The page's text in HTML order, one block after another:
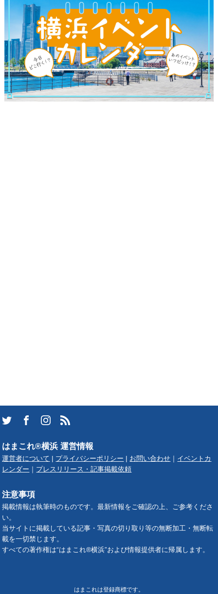
はまこれ®横浜 運営情報
運営者について プライバシーポリシー お問い合わせ
イベントカ
レンダー
プレスリリース・記事掲載依頼
注意事項
掲載情報は執筆時のものです。最新情報をご確認の上、ご参考くださ
い。
当サイトに掲載している記事・写真の切り取り等の無断加工・無断転
載を一切禁じます。
すべての著作権は“はまこれ®横浜”および情報提供者に帰属します。
はまこれは登録商標です。